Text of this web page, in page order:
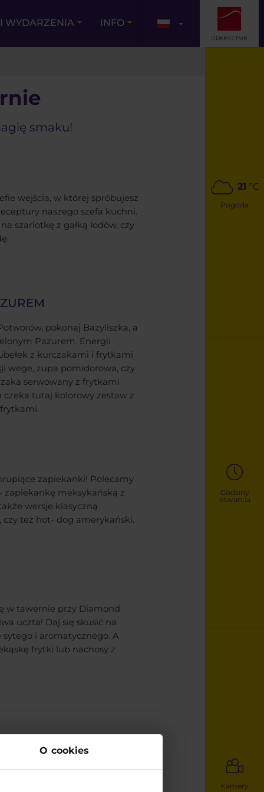
O cookies
21 °C
Pogoda
Godziny
otwarcia
Kamery
WYDARZENIA INFO
ODKRYJ TMR
smaku!
wejścia, w której spróbujesz
naszego szefa kuchni.
szarlotkę z gałką lodów, czy
pokonaj Bazyliszka, a
Pazurem. Energii
z kurczakami i frytkami
wege, zupa pomidorowa, czy
serwowany z frytkami
czeka tutaj kolorowy zestaw z
zapiekanki! Polecamy
zapiekankę meksykańską z
wersje klasyczną
też hot- dog amerykański.
w tawernie przy Diamond
uczta! Daj się skusić na
i aromatycznego. A
frytki lub nachosy z
pysznych,